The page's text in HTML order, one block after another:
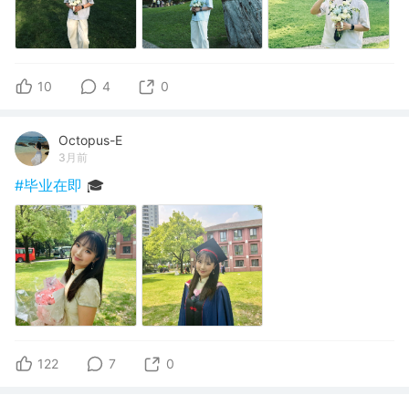
10 4 0
Octopus-E
3月前
#毕业在即 🎓
122 7 0